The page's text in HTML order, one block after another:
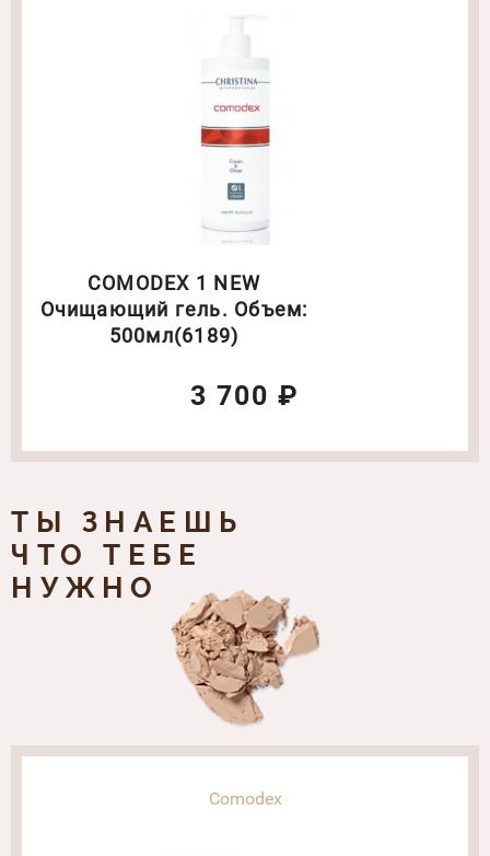
COMODEX 1 NEW
Очищающий гель. Объем:
500мл(6189)
3 700 ₽
ТЫ ЗНАЕШЬ
ЧТО ТЕБЕ
НУЖНО
Comodex